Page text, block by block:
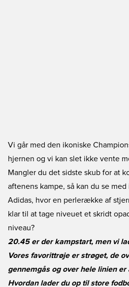
Vi går med den ikoniske
hjernen og vi kan slet ikke vente
Mangler du det sidste skub for at
aftenens kampe, så kan du se
Adidas, hvor en perlerække af
klar til at tage niveuet et skridt
niveau?
20.45 er der kampstart, men vi
Vores favorittrøje er strøget, de
gennemgås og over hele linien er
Hvordan lader du op til store